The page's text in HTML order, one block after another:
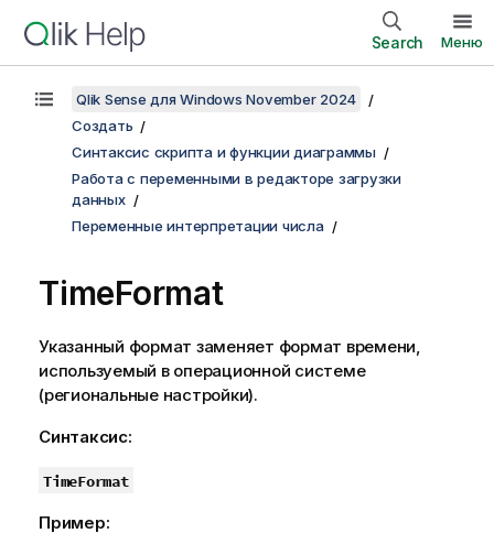
Search Меню
Qlik Sense для Windows November 2024
Создать
Синтаксис скрипта и функции диаграммы
Работа с переменными в редакторе загрузки
данных
Переменные интерпретации числа
TimeFormat
Указанный формат заменяет формат времени,
используемый в операционной системе
(региональные настройки).
Синтаксис:
TimeFormat
Пример: